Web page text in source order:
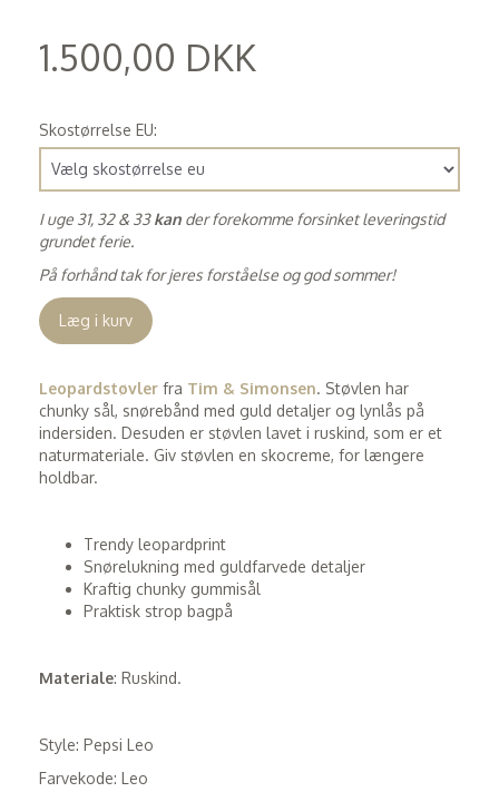
1.500,00 DKK
Skostørrelse EU:
I uge 31, 32 & 33kan der forekomme forsinket leveringstid
grundet ferie.
På forhånd tak for jeres forståelse og god sommer!
Læg i kurv
Leopardstøvler fra Tim & Simonsen. Støvlen har
chunky sål, snørebånd med guld detaljer og lynlås på
indersiden. Desuden er støvlen lavet i ruskind, som er et
naturmateriale. Giv støvlen en skocreme, for længere
holdbar.
Trendy leopardprint
Snørelukning med guldfarvede detaljer
Kraftig chunky gummisål
Praktisk strop bagpå
Materiale: Ruskind.
Style: Pepsi Leo
Farvekode: Leo